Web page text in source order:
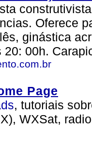
Oferece
ginástica
00h.
Page
, tutoriais
WXSat,